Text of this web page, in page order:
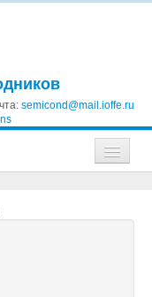
semicond@mail.ioffe.ru